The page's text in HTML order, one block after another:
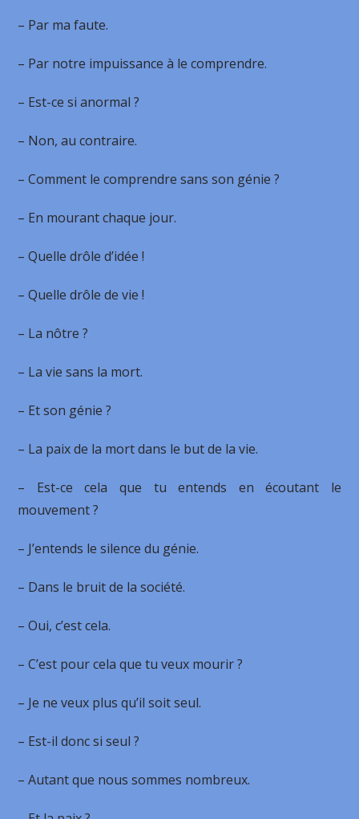
– Par ma faute.
– Par notre impuissance à le comprendre.
– Est-ce si anormal ?
– Non, au contraire.
– Comment le comprendre sans son génie ?
– En mourant chaque jour.
– Quelle drôle d’idée !
– Quelle drôle de vie !
– La nôtre ?
– La vie sans la mort.
– Et son génie ?
– La paix de la mort dans le but de la vie.
– Est-ce cela que tu entends en écoutant le
mouvement ?
– J’entends le silence du génie.
– Dans le bruit de la société.
– Oui, c’est cela.
– C’est pour cela que tu veux mourir ?
– Je ne veux plus qu’il soit seul.
– Est-il donc si seul ?
– Autant que nous sommes nombreux.